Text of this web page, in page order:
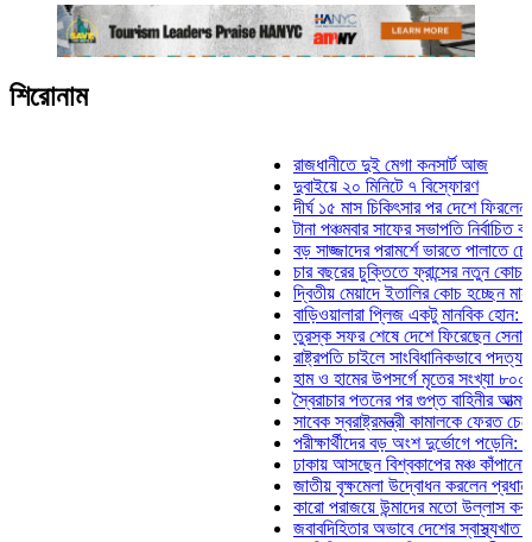
শিরোনাম
রাজধানীতে দুই মেগা কনসার্ট আজ
দুবাইয়ে ২০ মিনিটে ৭ বিস্ফোরণ
দীর্ঘ ১৫ মাস চিকিৎসার পর দেশে ফিরলেন ইলিয়াস
টানা পঞ্চমবার সাফের সভাপতি নির্বাচিত কাজী
বড় সাজ্জাদের পরামর্শে ভারতে পালাতে
চার বছরের চুক্তিতে ফ্রান্সের নতুন কোচ জিদান
দ্বিতীয় মেয়াদে ইতালির কোচ হচ্ছেন মানচিনি
বাড়িওয়ালারা প্লিজ একটু মানবিক হোন: মনিরা মিঠু
তুরস্ক সফর শেষে দেশে ফিরেছেন সেনাপ্রধান
রাষ্ট্রপতি চাইলে সাংবিধানিকভাবে পদত্যাগ করতে
হাম ও হামের উপসর্গে মৃতের সংখ্যা ৮০০ ছাড়াল
স্বৈরাচার পতনের পর গুপ্ত বাহিনীর আত্মপ্রকাশ:
সাবেক স্বরাষ্ট্রমন্ত্রী কামালকে ফেরত চেয়ে
পরীক্ষার্থীদের বড় অংশ দুর্ভোগে পড়েনি: ড.
ঢাকায় আসছেন বিশ্বকাপের মঞ্চ কাঁপানো সেই
জাতীয় বৃক্ষমেলা উদ্বোধন করলেন প্রধানমন্ত্রী
কারো পরাজয়ে উন্মাদের মতো উল্লাস করতে হয়
জবাবদিহিতার অভাবে দেশের স্বাস্থ্যখাত নানা